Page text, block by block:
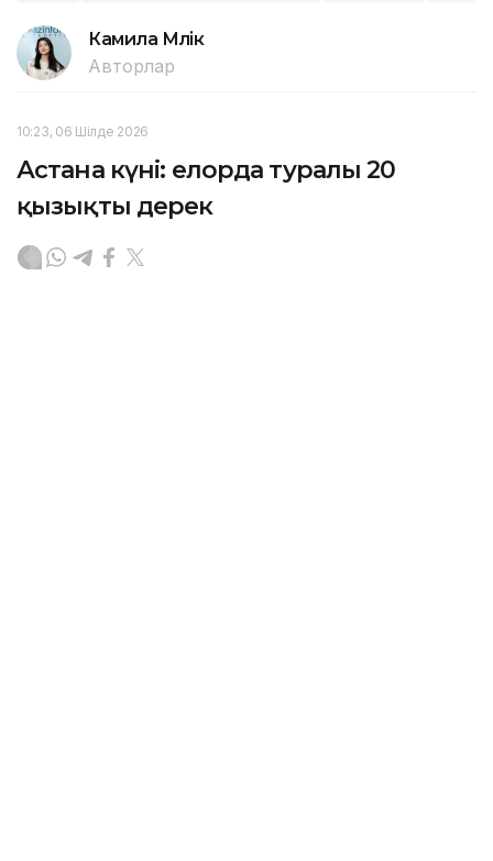
Камила Мүлік
Авторлар
10:23, 06 Шілде 2026
Астана күні: елорда туралы 20
қызықты дерек